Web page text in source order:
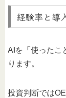
経験率と導
AIを「使ったこ
ります。
投資判断では